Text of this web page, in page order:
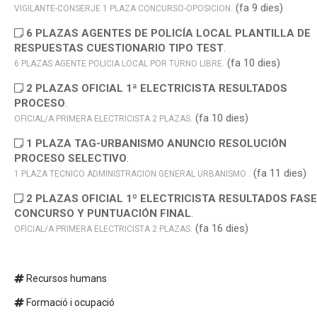
VIGILANTE-CONSERJE 1 PLAZA CONCURSO-OPOSICION. (fa 9 dies)
6 PLAZAS AGENTES DE POLICÍA LOCAL PLANTILLA DE
RESPUESTAS CUESTIONARIO TIPO TEST
6 PLAZAS AGENTE POLICIA LOCAL POR TURNO LIBRE. (fa 10 dies)
2 PLAZAS OFICIAL 1ª ELECTRICISTA RESULTADOS
PROCESO
OFICIAL/A PRIMERA ELECTRICISTA 2 PLAZAS. (fa 10 dies)
1 PLAZA TAG-URBANISMO ANUNCIO RESOLUCIÓN
PROCESO SELECTIVO
1 PLAZA TECNICO ADMINISTRACION GENERAL URBANISMO .
(fa 11 dies)
2 PLAZAS OFICIAL 1º ELECTRICISTA RESULTADOS FASE
CONCURSO Y PUNTUACIÓN FINAL
OFICIAL/A PRIMERA ELECTRICISTA 2 PLAZAS. (fa 16 dies)
BASES BOLSA DE EMPLEO PERSONAL DOCENTE CURSOS FORMACION.
dies)
Recursos humans
Formació i ocupació